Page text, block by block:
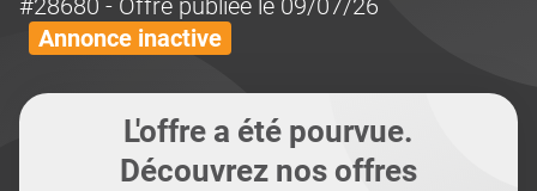
#28680 - Offre publiée le 09/07/26
Annonce inactive
L'offre a été pourvue.
Découvrez nos offres